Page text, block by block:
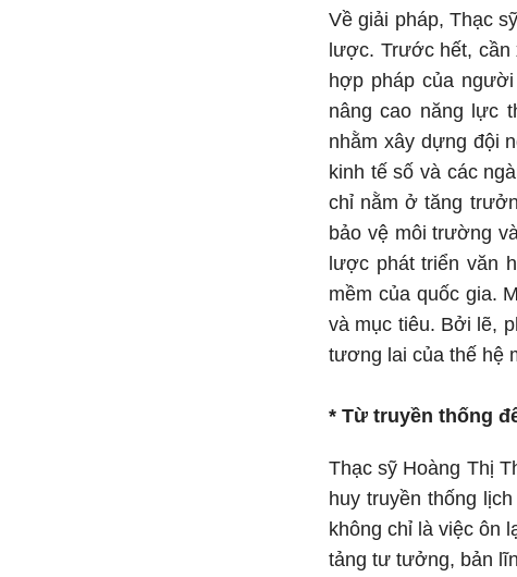
Về giải pháp, Thạc
lược. Trước hết,
hợp pháp của
nâng cao năng lực
nhằm xây dựng đội
kinh tế số và các
chỉ nằm ở tăng
bảo vệ môi trường
lược phát triển văn
mềm của quốc gia.
và mục tiêu. Bởi lẽ,
tương lai của thế hệ
* Từ truyền thống
Thạc sỹ Hoàng Thị
huy truyền thống
không chỉ là việc ôn
tảng tư tưởng, bản